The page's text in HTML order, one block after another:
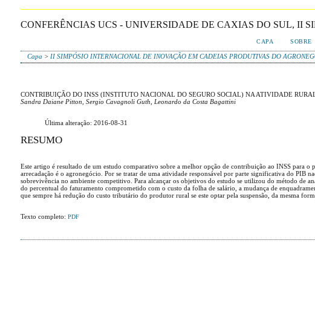
CONFERÊNCIAS UCS - UNIVERSIDADE DE CAXIAS DO SUL, II
CAPA SOBRE
Capa > II SIMPÓSIO INTERNACIONAL DE INOVAÇÃO EM CADEIAS PRODUTIVAS DO
CONTRIBUIÇÃO DO INSS (INSTITUTO NACIONAL DO SEGURO SOCIAL) NA ATIVIDADE
Sandra Daiane Pitton, Sergio Cavagnoli Guth, Leonardo da Costa Bagattini
Última alteração: 2016-08-31
RESUMO
Este artigo é resultado de um estudo comparativo sobre a melhor opção de contribuição ao INSS para
arrecadação é o agronegócio. Por se tratar de uma atividade responsável por parte significativa do PIB
sobrevivência no ambiente competitivo. Para alcançar os objetivos do estudo se utilizou do método de
do percentual do faturamento comprometido com o custo da folha de salário, a mudança de
que sempre há redução do custo tributário do produtor rural se este optar pela suspensão, da mesma
Texto completo: PDF